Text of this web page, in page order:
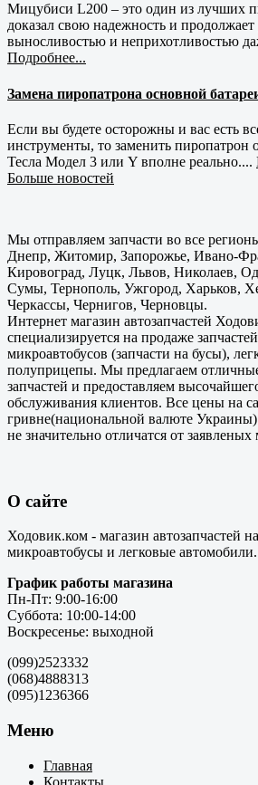
Мицубиси L200 – это один из лучших
доказал свою надежность и продолжает
выносливостью и неприхотливостью
Подробнее...
Замена пиропатрона основной
Если вы будете осторожны и вас есть
инструменты, то заменить пиропатрон
Тесла Модел 3 или Y вполне реально....
Больше новостей
Мы отправляем запчасти во все
Днепр, Житомир, Запорожье, Ивано-
Кировоград, Луцк, Львов, Николаев,
Сумы, Тернополь, Ужгород, Харьков,
Черкассы, Чернигов, Черновцы.
Интернет магазин автозапчастей
специализируется на продаже
микроавтобусов (запчасти на бусы),
полуприцепы. Мы предлагаем
запчастей и предоставляем
обслуживания клиентов. Все цены на
гривне(национальной валюте
не значительно отличатся от
О сайте
Ходовик.ком - магазин автозапчастей
микроавтобусы и легковые автомобили.
График работы магазина
Пн-Пт: 9:00-16:00
Суббота: 10:00-14:00
Воскресенье: выходной
(099)2523332
(068)4888313
(095)1236366
Меню
Главная
Контакты